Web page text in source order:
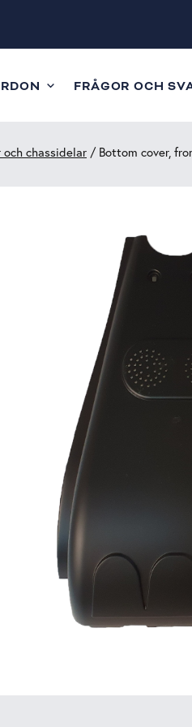
FRÅGOR OCH
och chassidelar / Bottom cover,